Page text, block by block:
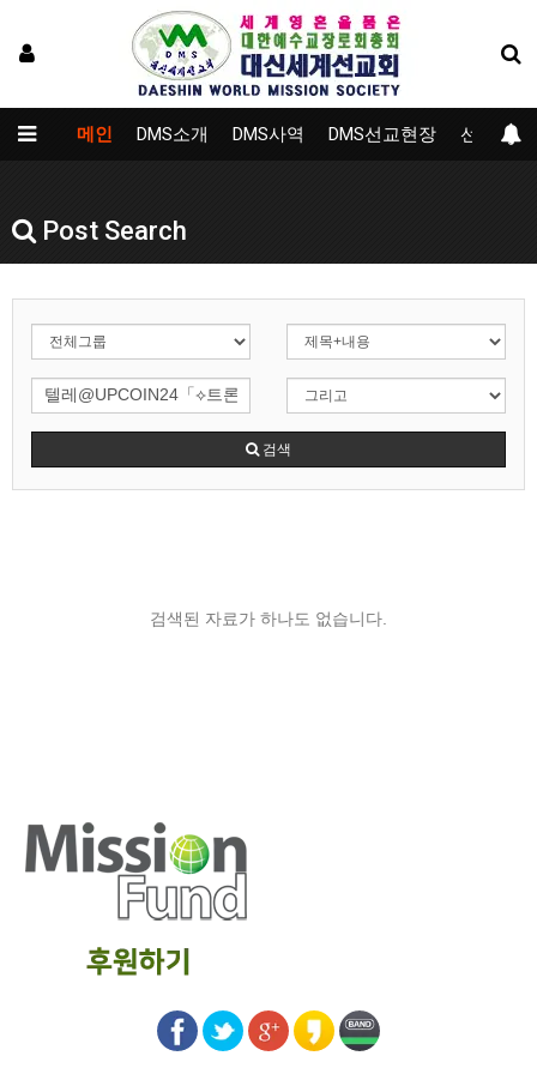
메인 DMS소개 DMS사역 DMS선교현장 선교대학
Post Search
검색
검색된 자료가 하나도 없습니다.